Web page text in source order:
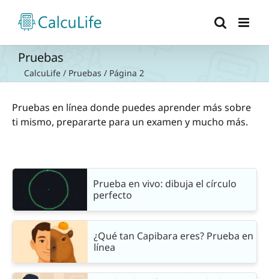
contenido
Pruebas
CalcuLife / Pruebas / Página 2
Pruebas en línea donde puedes aprender más sobre
ti mismo, prepararte para un examen y mucho más.
Prueba en vivo: dibuja el círculo
perfecto
¿Qué tan Capibara eres? Prueba en
línea